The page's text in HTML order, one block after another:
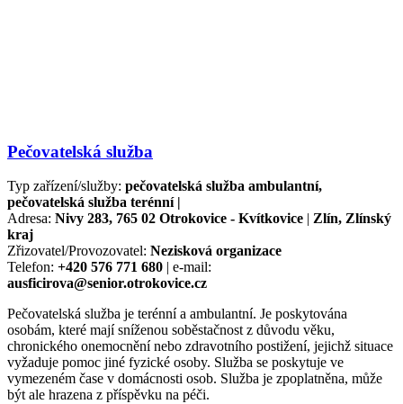
Pečovatelská služba
Typ zařízení/služby: pečovatelská služba ambulantní,
pečovatelská služba terénní |
Adresa: Nivy 283, 765 02 Otrokovice - Kvítkovice | Zlín, Zlínský
kraj
Zřizovatel/Provozovatel: Nezisková organizace
Telefon: +420 576 771 680 | e-mail:
ausficirova@senior.otrokovice.cz
Pečovatelská služba je terénní a ambulantní. Je poskytována
osobám, které mají sníženou soběstačnost z důvodu věku,
chronického onemocnění nebo zdravotního postižení, jejichž situace
vyžaduje pomoc jiné fyzické osoby. Služba se poskytuje ve
vymezeném čase v domácnosti osob. Služba je zpoplatněna, může
být ale hrazena z příspěvku na péči.